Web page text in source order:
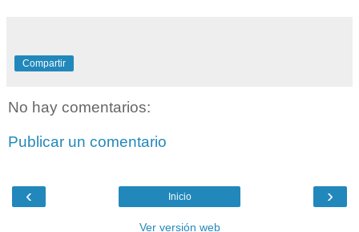
Compartir
No hay comentarios:
Publicar un comentario
‹ ›
Inicio
Ver versión web